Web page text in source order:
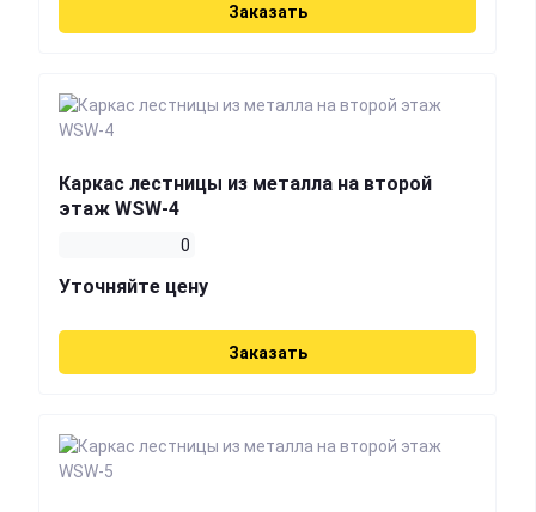
Заказать
Каркас лестницы из металла на второй
этаж WSW-4
0
Уточняйте цену
Заказать